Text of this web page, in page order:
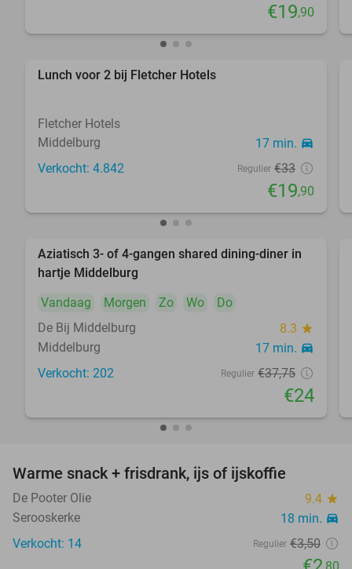
€19,90
Lunch voor 2 bij Fletcher Hotels
Fletcher Hotels
Middelburg
17 min. directions_car
Verkocht: 4.842 Regulier €33
€19,90
36%
Aziatisch 3- of 4-gangen shared dining-diner in
hartje Middelburg
Vandaag
Morgen Zo Wo
Do
De Bij Middelburg
8.3 star
Middelburg 17 min. directions_car
Verkocht: 202 Regulier €37,75
€24
Warme snack + frisdrank, ijs of ijskoffie
De Pooter Olie 9.4 star
Serooskerke 18 min. directions_car
Verkocht: 14 Regulier €3,50